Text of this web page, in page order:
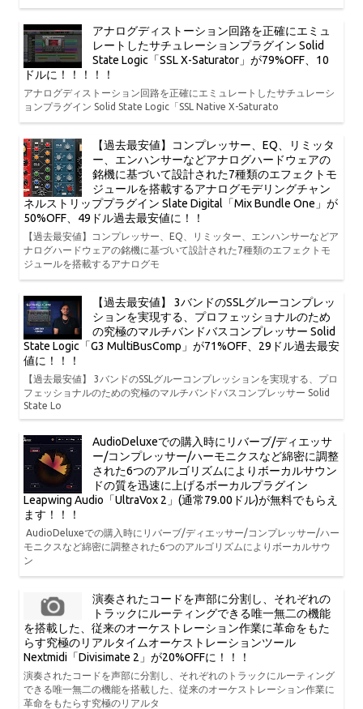
アナログディストーション回路を正確にエミュ
レートしたサチュレーションプラグイン Solid
State Logic「SSL X-Saturator」が79%OFF、10
ドルに！！！！！
アナログディストーション回路を正確にエミュレートしたサチュレーシ
ョンプラグイン Solid State Logic「SSL Native X-Saturato
【過去最安値】コンプレッサー、EQ、リミッタ
ー、エンハンサーなどアナログハードウェアの
銘機に基づいて設計された7種類のエフェクトモ
ジュールを搭載するアナログモデリングチャン
ネルストリッププラグイン Slate Digital「Mix Bundle One」が
50%OFF、49ドル過去最安値に！！
【過去最安値】コンプレッサー、EQ、リミッター、エンハンサーなどア
ナログハードウェアの銘機に基づいて設計された7種類のエフェクトモ
ジュールを搭載するアナログモ
【過去最安値】 3バンドのSSLグルーコンプレッ
ションを実現する、プロフェッショナルのため
の究極のマルチバンドバスコンプレッサー Solid
State Logic「G3 MultiBusComp」が71%OFF、29ドル過去最安
値に！！！
【過去最安値】 3バンドのSSLグルーコンプレッションを実現する、プロ
フェッショナルのための究極のマルチバンドバスコンプレッサー Solid
State Lo
AudioDeluxeでの購入時にリバーブ/ディエッサ
ー/コンプレッサー/ハーモニクスなど綿密に調整
された6つのアルゴリズムによりボーカルサウン
ドの質を迅速に上げるボーカルプラグイン
Leapwing Audio「UltraVox 2」(通常79.00ドル)が無料でもらえ
ます！！！
AudioDeluxeでの購入時にリバーブ/ディエッサー/コンプレッサー/ハー
モニクスなど綿密に調整された6つのアルゴリズムによりボーカルサウ
ン
演奏されたコードを声部に分割し、それぞれの
トラックにルーティングできる唯一無二の機能
を搭載した、従来のオーケストレーション作業に革命をもた
らす究極のリアルタイムオーケストレーションツール
Nextmidi「Divisimate 2」が20%OFFに！！！
演奏されたコードを声部に分割し、それぞれのトラックにルーティング
できる唯一無二の機能を搭載した、従来のオーケストレーション作業に
革命をもたらす究極のリアルタ